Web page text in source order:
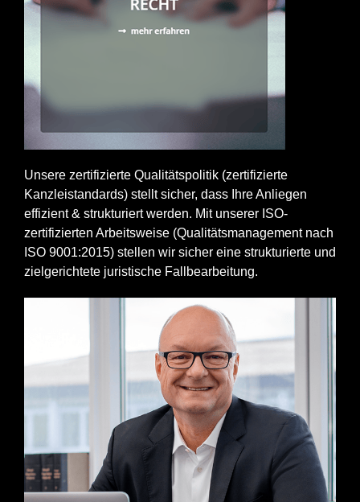
Unsere zertifizierte Qualitätspolitik (zertifizierte
Kanzleistandards) stellt sicher, dass Ihre Anliegen
effizient & strukturiert werden. Mit unserer ISO-
zertifizierten Arbeitsweise (Qualitätsmanagement nach
ISO 9001:2015) stellen wir sicher eine strukturierte und
zielgerichtete juristische Fallbearbeitung.